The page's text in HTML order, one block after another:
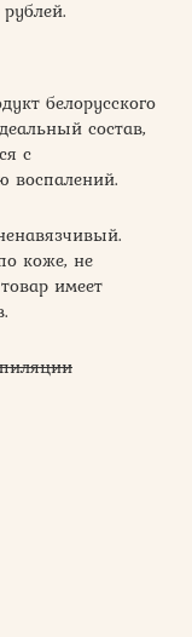
белорусского
состав,
с
воспалений.
коже, не
имеет